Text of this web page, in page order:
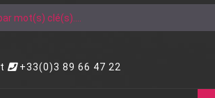
+33(0)3 89 66 47 22